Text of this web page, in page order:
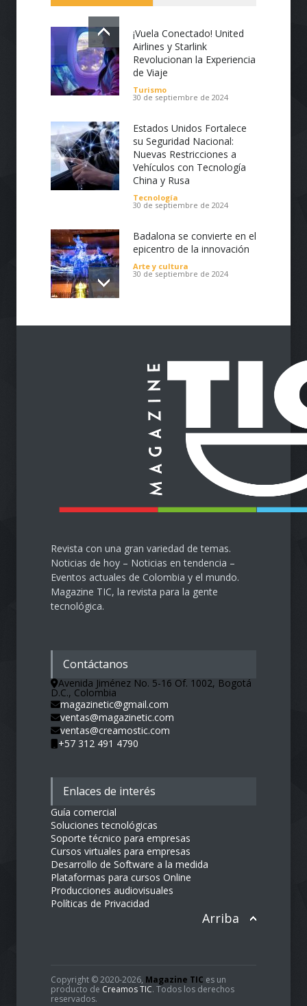
¡Vuela Conectado! United
Airlines y Starlink
Revolucionan la Experiencia
de Viaje
Turismo
30 de septiembre de 2024
Estados Unidos Fortalece
su Seguridad Nacional:
Nuevas Restricciones a
Vehículos con Tecnología
China y Rusa
Tecnología
30 de septiembre de 2024
Badalona se convierte en el
epicentro de la innovación
Arte y cultura
30 de septiembre de 2024
Impulsa tu Negocio con
llega al Cesar
Emprendimiento
28 de septiembre de 2024
Protegiendo nuestra visión
en la era digital
Salud 28 de septiembre de 2024
Revista con una gran variedad de temas.
Noticias de hoy – Noticias en tendencia –
Eventos actuales de Colombia y el mundo.
Magazine TIC, la revista para la gente
tecnológica.
Contáctanos
Avenida Jiménez No. 5-16 Of. 1002, Bogotá
D.C., Colombia
magazinetic@gmail.com
ventas@magazinetic.com
ventas@creamostic.com
+57 312 491 4790
Enlaces de interés
Guía comercial
Soluciones tecnológicas
Soporte técnico para empresas
Cursos virtuales para empresas
Desarrollo de Software a la medida
Plataformas para cursos Online
Producciones audiovisuales
Políticas de Privacidad
Arriba
Copyright © 2020-2026, Magazine TIC es un
producto de Creamos TIC. Todos los derechos
reservados.